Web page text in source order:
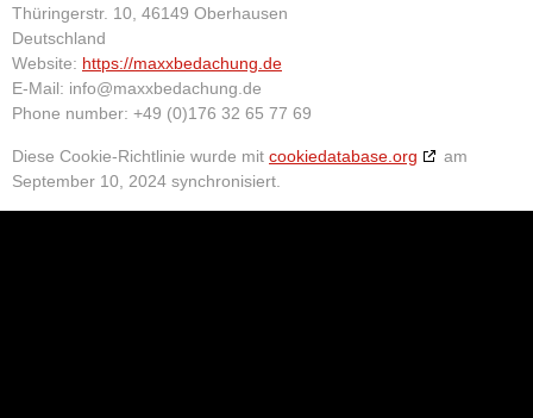
Thüringerstr. 10, 46149 Oberhausen
Deutschland
Website: https://maxxbedachung.de
E-Mail: info@maxxbedachung.de
Phone number: +49 (0)176 32 65 77 69
Diese Cookie-Richtlinie wurde mit cookiedatabase.org
am
September 10, 2024 synchronisiert.